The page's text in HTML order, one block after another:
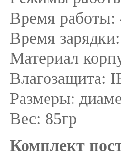
Время работы:
Время
Материал
Влагозащита:
Размеры:
Вес: 85гр
Комплект